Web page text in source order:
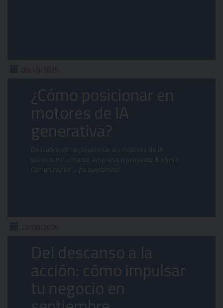
08/10/2025
¿Cómo posicionar en
motores de IA
generativa?
Descubre cómo posicionar en motores de IA
generativa tu marca, empresa o proyecto. En Snik
Comunicación… ¡te ayudamos!
22/08/2025
Del descanso a la
acción: cómo impulsar
tu negocio en